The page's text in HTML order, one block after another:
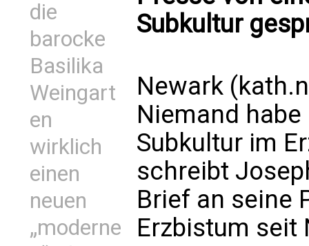
die
barocke
Basilika
Weingart
en
wirklich
einen
neuen
„moderne
Subkultur
Newark
Niemand habe
Subkultur im
schreibt
Brief an seine
Erzbistum seit